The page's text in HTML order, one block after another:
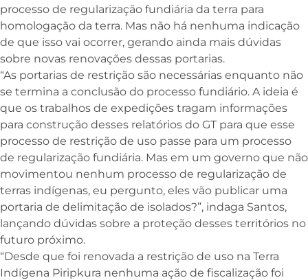
processo de regularização fundiária da terra para
homologação da terra. Mas não há nenhuma indicação
de que isso vai ocorrer, gerando ainda mais dúvidas
sobre novas renovações dessas portarias.
“As portarias de restrição são necessárias enquanto não
se termina a conclusão do processo fundiário. A ideia é
que os trabalhos de expedições tragam informações
para construção desses relatórios do GT para que esse
processo de restrição de uso passe para um processo
de regularização fundiária. Mas em um governo que não
movimentou nenhum processo de regularização de
terras indígenas, eu pergunto, eles vão publicar uma
portaria de delimitação de isolados?”, indaga Santos,
lançando dúvidas sobre a proteção desses territórios no
futuro próximo.
“Desde que foi renovada a restrição de uso na Terra
Indígena Piripkura nenhuma ação de fiscalização foi